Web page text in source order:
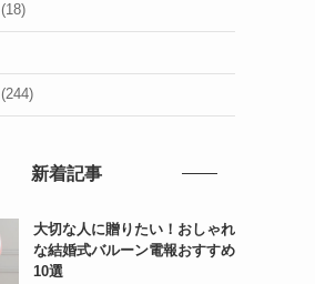
(18)
(244)
新着記事
大切な人に贈りたい！おしゃれ
な結婚式バルーン電報おすすめ
10選